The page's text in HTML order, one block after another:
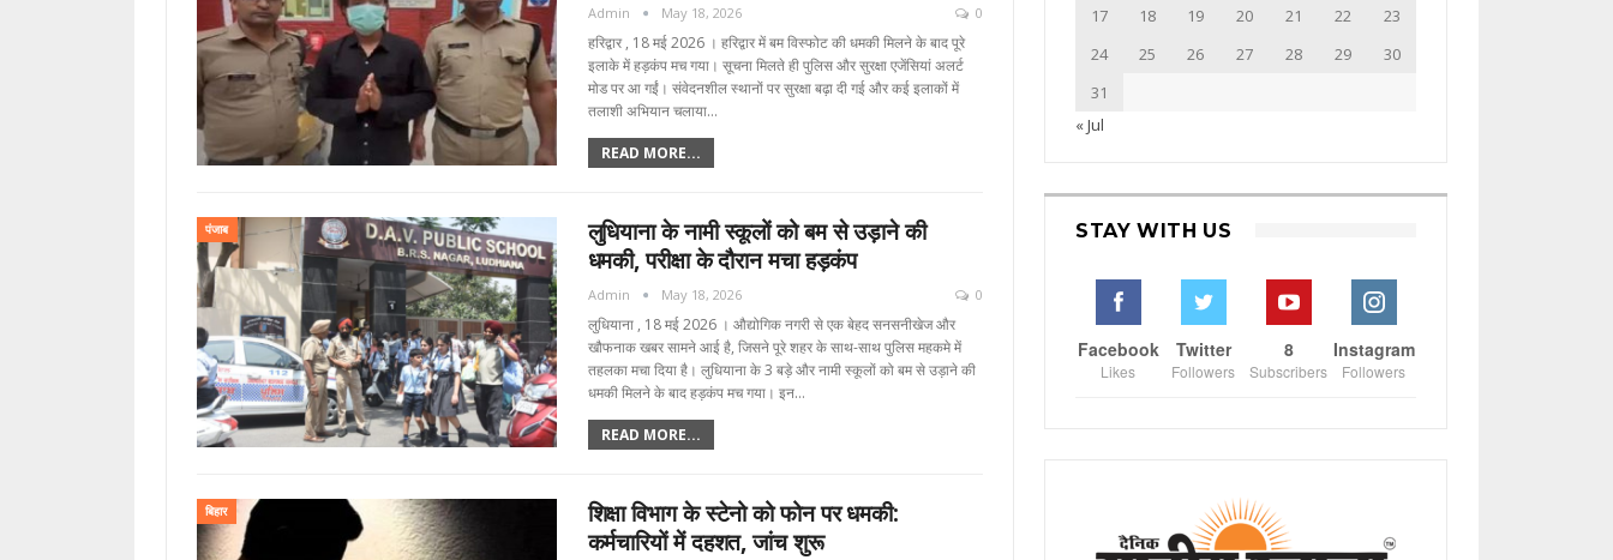
Admin May 18, 2026 0
हरिद्वार , 18 मई 2026 । हरिद्वार में बम विस्फोट की धमकी मिलने के बाद पूरे
इलाके में हड़कंप मच गया। सूचना मिलते ही पुलिस और सुरक्षा एजेंसियां अलर्ट
मोड पर आ गईं। संवेदनशील स्थानों पर सुरक्षा बढ़ा दी गई और कई इलाकों में
तलाशी अभियान चलाया…
READ MORE...
पंजाब
लुधियाना के नामी स्कूलों को बम से उड़ाने की
धमकी, परीक्षा के दौरान मचा हड़कंप
Admin May 18, 2026 0
लुधियाना , 18 मई 2026 । औद्योगिक नगरी से एक बेहद सनसनीखेज और
खौफनाक खबर सामने आई है, जिसने पूरे शहर के साथ-साथ पुलिस महकमे में
तहलका मचा दिया है। लुधियाना के 3 बड़े और नामी स्कूलों को बम से उड़ाने की
धमकी मिलने के बाद हड़कंप मच गया। इन…
READ MORE...
बिहार
शिक्षा विभाग के स्टेनो को फोन पर धमकी:
कर्मचारियों में दहशत, जांच शुरू
17
18 19 20 21 22
23
24
25 26 27 28 29
30
31
« Jul
STAY WITH US
Facebook
Likes
Twitter
Followers
8
Subscribers
Instagram
Followers